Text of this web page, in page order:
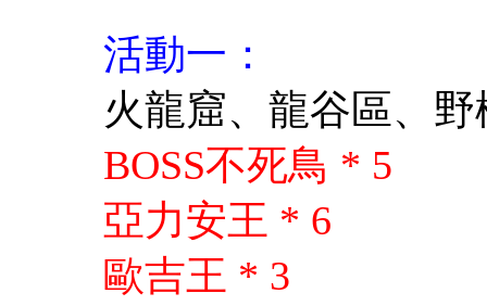
活動一：
火龍窟、龍谷區、
BOSS不死鳥 * 5
亞力安王 * 6
歐吉王 * 3